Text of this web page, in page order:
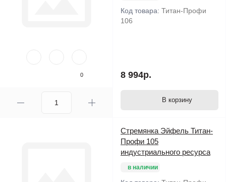
0
Код товара: Титан-Профи
106
8 994р.
В корзину
Стремянка Эйфель Титан-
Профи 105
индустриального ресурса
в наличии